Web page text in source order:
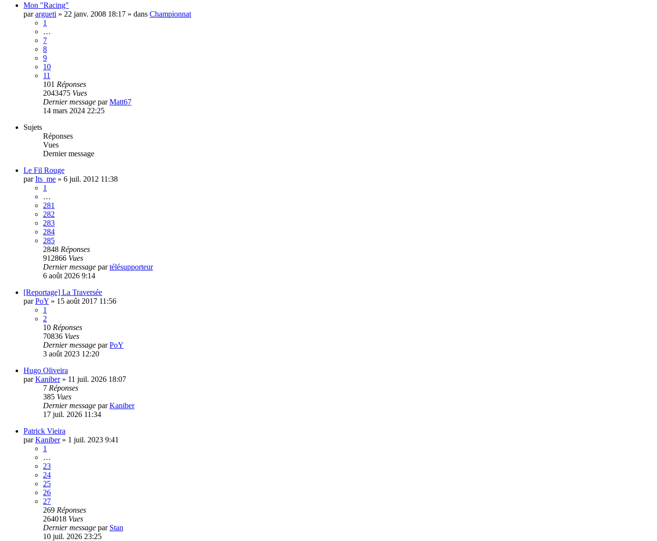
Mon "Racing"
parargueti » 22 janv. 2008 18:17 » dans Championnat
1
…
7
8
9
10
11
101 Réponses
2043475 Vues
Dernier message parMatt67
14 mars 2024 22:25
Sujets
Réponses
Vues
Dernier message
Le Fil Rouge
parIts_me » 6 juil. 2012 11:38
1
…
281
282
283
284
285
2848 Réponses
912866 Vues
Dernier message partélésupporteur
6 août 2026 9:14
[Reportage] La Traversée
parPoY » 15 août 2017 11:56
1
2
10 Réponses
70836 Vues
Dernier message parPoY
3 août 2023 12:20
Hugo Oliveira
parKaniber» 11 juil. 2026 18:07
7 Réponses
385 Vues
Dernier message parKaniber
17 juil. 2026 11:34
Patrick Vieira
parKaniber» 1 juil. 2023 9:41
1
…
23
24
25
26
27
269 Réponses
264018 Vues
Dernier message par Stan
10 juil. 2026 23:25